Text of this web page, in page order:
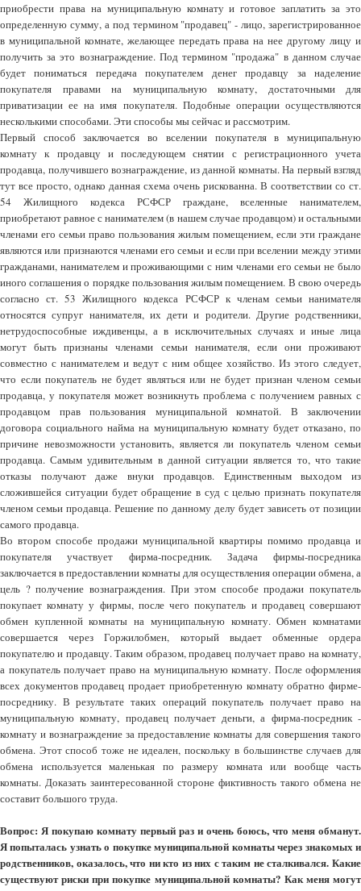
приобрести права на муниципальную комнату и готовое заплатить за это
определенную сумму, а под термином "продавец" - лицо, зарегистрированное
в муниципальной комнате, желающее передать права на нее другому лицу и
получить за это вознаграждение. Под термином "продажа" в данном случае
будет пониматься передача покупателем денег продавцу за наделение
покупателя правами на муниципальную комнату, достаточными для
приватизации ее на имя покупателя. Подобные операции осуществляются
несколькими способами. Эти способы мы сейчас и рассмотрим.
Первый способ заключается во вселении покупателя в муниципальную
комнату к продавцу и последующем снятии с регистрационного учета
продавца, получившего вознаграждение, из данной комнаты. На первый взгляд
тут все просто, однако данная схема очень рискованна. В соответствии со ст.
54 Жилищного кодекса РСФСР граждане, вселенные нанимателем,
приобретают равное с нанимателем (в нашем случае продавцом) и остальными
членами его семьи право пользования жилым помещением, если эти граждане
являются или признаются членами его семьи и если при вселении между этими
гражданами, нанимателем и проживающими с ним членами его семьи не было
иного соглашения о порядке пользования жилым помещением. В свою очередь
согласно ст. 53 Жилищного кодекса РСФСР к членам семьи нанимателя
относятся супруг нанимателя, их дети и родители. Другие родственники,
нетрудоспособные иждивенцы, а в исключительных случаях и иные лица
могут быть признаны членами семьи нанимателя, если они проживают
совместно с нанимателем и ведут с ним общее хозяйство. Из этого следует,
что если покупатель не будет являться или не будет признан членом семьи
продавца, у покупателя может возникнуть проблема с получением равных с
продавцом прав пользования муниципальной комнатой. В заключении
договора социального найма на муниципальную комнату будет отказано, по
причине невозможности установить, является ли покупатель членом семьи
продавца. Самым удивительным в данной ситуации является то, что такие
отказы получают даже внуки продавцов. Единственным выходом из
сложившейся ситуации будет обращение в суд с целью признать покупателя
членом семьи продавца. Решение по данному делу будет зависеть от позиции
самого продавца.
Во втором способе продажи муниципальной квартиры помимо продавца и
покупателя участвует фирма-посредник. Задача фирмы-посредника
заключается в предоставлении комнаты для осуществления операции обмена, а
цель ? получение вознаграждения. При этом способе продажи покупатель
покупает комнату у фирмы, после чего покупатель и продавец совершают
обмен купленной комнаты на муниципальную комнату. Обмен комнатами
совершается через Горжилобмен, который выдает обменные ордера
покупателю и продавцу. Таким образом, продавец получает право на комнату,
а покупатель получает право на муниципальную комнату. После оформления
всех документов продавец продает приобретенную комнату обратно фирме-
посреднику. В результате таких операций покупатель получает право на
муниципальную комнату, продавец получает деньги, а фирма-посредник -
комнату и вознаграждение за предоставление комнаты для совершения такого
обмена. Этот способ тоже не идеален, поскольку в большинстве случаев для
обмена используется маленькая по размеру комната или вообще часть
комнаты. Доказать заинтересованной стороне фиктивность такого обмена не
составит большого труда.
Вопрос: Я покупаю комнату первый раз и очень боюсь, что меня обманут.
Я попыталась узнать о покупке муниципальной комнаты через знакомых и
родственников, оказалось, что ни кто из них с таким не сталкивался. Какие
существуют риски при покупке муниципальной комнаты? Как меня могут